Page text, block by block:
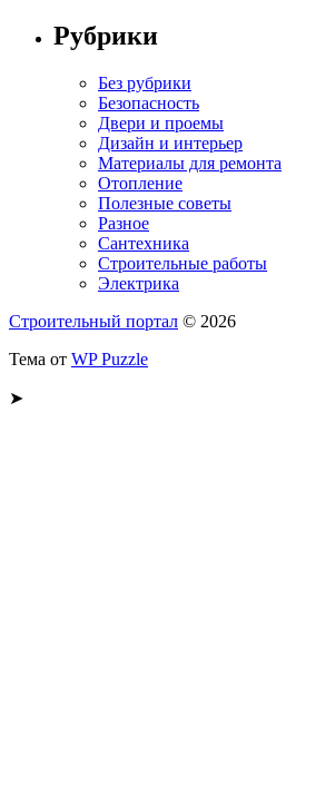
Рубрики
Без рубрики
Безопасность
Двери и проемы
Дизайн и интерьер
Материалы для ремонта
Отопление
Полезные советы
Разное
Сантехника
Строительные работы
Электрика
Строительный портал © 2026
Тема от WP Puzzle
➤